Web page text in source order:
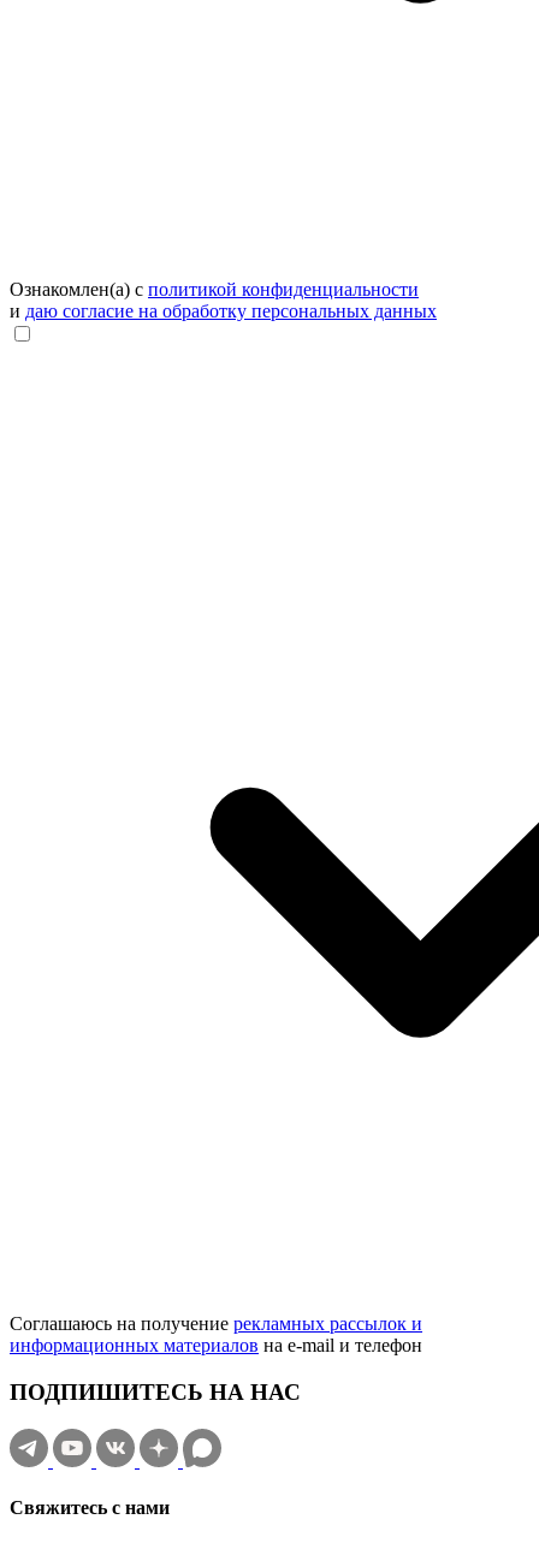
Ознакомлен(а) с политикой конфиденциальности
и даю согласие на обработку персональных данных
Соглашаюсь на получение рекламных рассылок и
информационных материалов на e‑mail и телефон
ПОДПИШИТЕСЬ НА НАС
Свяжитесь с нами